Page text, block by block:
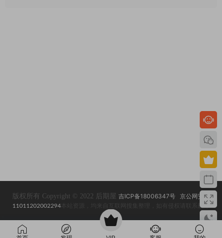
版权所有 Copyright © 2022 后期屋 吉ICP备18006347号
京公网安备
11011202002294 本站资源，均来自互联网搜集整理，如有侵权请联系删除